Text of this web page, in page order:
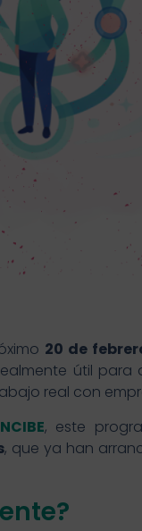
20 de
útil para
real con
, este
, que ya han